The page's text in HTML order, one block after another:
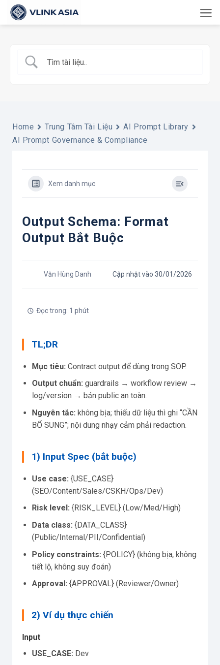
qua
dung
Home Trung Tâm Tài Liệu
AI Prompt Library
AI Prompt Governance & Compliance
Xem danh mục
Output Schema: Format
Output Bắt Buộc
Văn Hùng Danh Cập nhật vào 30/01/2026
Đọc trong: 1 phút
TL;DR
Mục tiêu: Contract output để dùng trong SOP.
Output chuẩn: guardrails → workflow review →
log/version → bản public an toàn.
Nguyên tắc: không bịa; thiếu dữ liệu thì ghi “CẦN
BỔ SUNG”; nội dung nhạy cảm phải redaction.
1) Input Spec (bắt buộc)
Use case: {USE_CASE}
(SEO/Content/Sales/CSKH/Ops/Dev)
Risk level: {RISK_LEVEL} (Low/Med/High)
Data class: {DATA_CLASS}
(Public/Internal/PII/Confidential)
Policy constraints: {POLICY} (không bịa, không
tiết lộ, không suy đoán)
Approval: {APPROVAL} (Reviewer/Owner)
2) Ví dụ thực chiến
Input
USE_CASE: Dev